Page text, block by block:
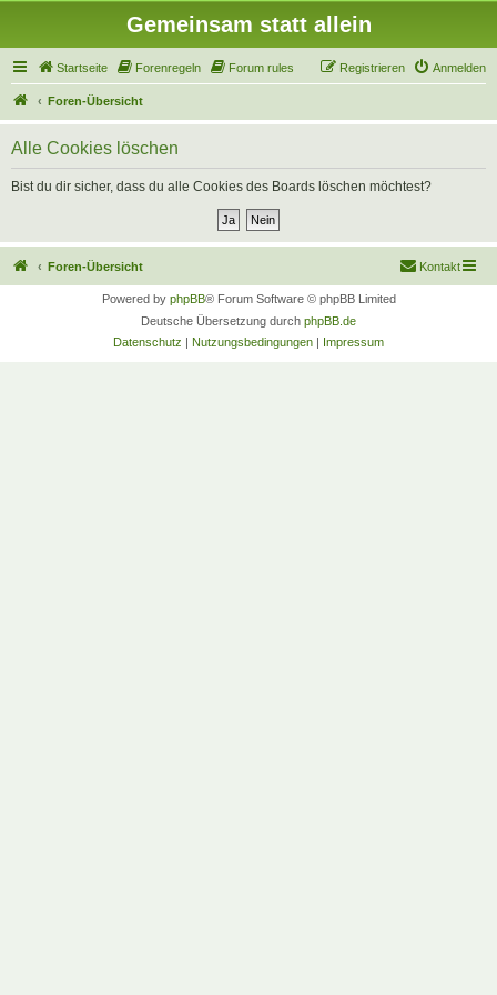
Gemeinsam statt allein
Startseite Forenregeln Forum rules Anmelden
Registrieren
Foren-Übersicht
Alle Cookies löschen
Bist du dir sicher, dass du alle Cookies des Boards löschen möchtest?
Foren-Übersicht Kontakt
Powered by phpBB® Forum Software © phpBB Limited
Deutsche Übersetzung durch phpBB.de
Datenschutz | Nutzungsbedingungen | Impressum